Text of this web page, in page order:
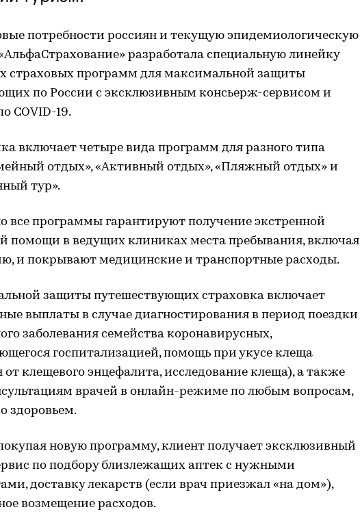
потребности россиян и текущую эпидемиологическую
разработала специальную линейку
страховых программ для максимальной защиты
по России с эксклюзивным консьерж-сервисом и
COVID-19.
включает четыре вида программ для разного типа
отдых», «Активный отдых», «Пляжный отдых» и
тур».
все программы гарантируют получение экстренной
помощи в ведущих клиниках места пребывания, включая
и покрывают медицинские и транспортные расходы.
защиты путешествующих страховка включает
выплаты в случае диагностирования в период поездки
заболевания семейства коронавирусных,
госпитализацией, помощь при укусе клеща
клещевого энцефалита, исследование клеща), а также
врачей в онлайн-режиме по любым вопросам,
здоровьем.
новую программу, клиент получает эксклюзивный
по подбору близлежащих аптек с нужными
доставку лекарств (если врач приезжал «на дом»),
возмещение расходов.